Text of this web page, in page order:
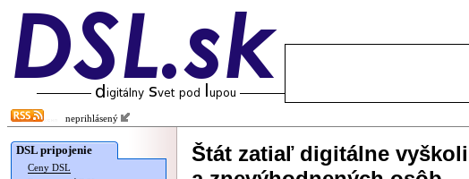
neprihlásený
DSL pripojenie
Ceny DSL
Štát zatiaľ digitálne